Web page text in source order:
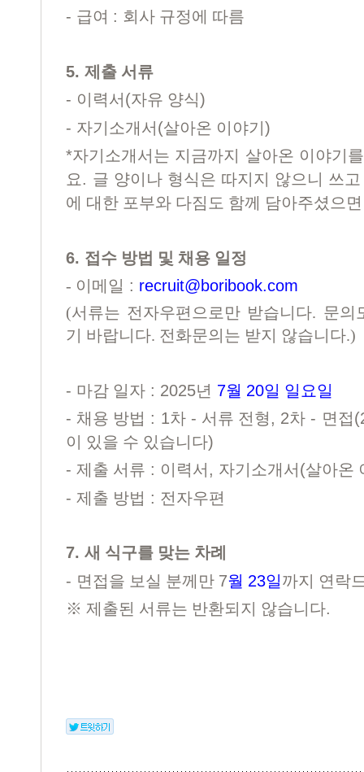
- 급여 : 회사 규정에 따름
5. 제출 서류
- 이력서 (자유 양식)
- 자기소개서 (살아온 이야기 )
*자기소개서는 지금까지 살아온 이야기
요. 글 양이나 형식은 따지지 않으니 쓰
에 대한 포부와 다짐도 함께 담아주셨으
6. 접수 방법 및 채용 일정
- 이메일 : recruit@boribook.com
(서류는 전자우편으로만 받습니다. 문의
기 바랍니다. 전화문의는 받지 않습니다.)
- 마감 일자 : 2025년 7월 20일 일요일
- 채용 방법 : 1차- 서류 전형 , 2차 - 면접
이 있을 수 있습니다)
- 제출 서류 : 이력서 , 자기소개서 (살아온
- 제출 방법 : 전자우편
7. 새 식구를 맞는 차례
- 면접을 보실 분께만 7월 23일까지 연락
※ 제출된 서류는 반환되지 않습니다.